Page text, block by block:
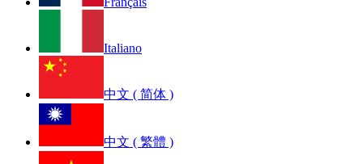
Italiano
中文 ( 简体 )
中文 ( 繁體 )